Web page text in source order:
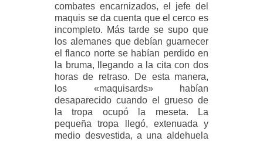
combates encarnizados, el jefe del
maquis se da cuenta que el cerco es
incompleto. Más tarde se supo que
los alemanes que debían guarnecer
el flanco norte se habían perdido en
la bruma, llegando a la cita con dos
horas de retraso. De esta manera,
los «maquisards» habían
desaparecido cuando el grueso de
la tropa ocupó la meseta. La
pequeña tropa llegó, extenuada y
medio desvestida, a una aldehuela